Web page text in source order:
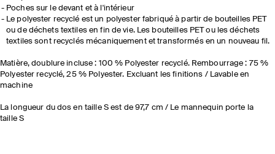
Poches sur le devant et à l'intérieur
Le polyester recyclé est un polyester fabriqué à partir de bouteilles PET
ou de déchets textiles en fin de vie. Les bouteilles PET ou les déchets
textiles sont recyclés mécaniquement et transformés en un nouveau fil.
Matière, doublure incluse : 100 % Polyester recyclé. Rembourrage : 75 %
Polyester recyclé, 25 % Polyester. Excluant les finitions / Lavable en
machine
La longueur du dos en taille S est de 97,7 cm / Le mannequin porte la
taille S